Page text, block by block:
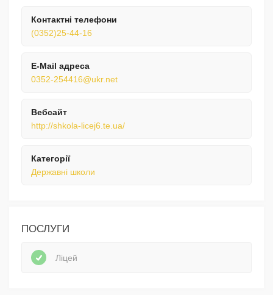
Контактні телефони
(0352)25-44-16
E-Mail адреса
0352-254416@ukr.net
Вебсайт
http://shkola-licej6.te.ua/
Категорії
Державні школи
ПОСЛУГИ
Ліцей